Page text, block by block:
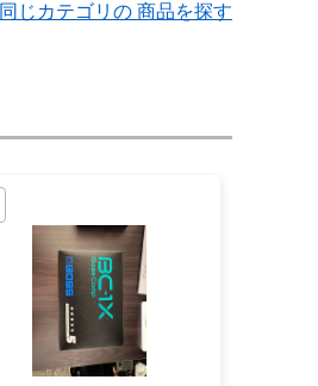
同じカテゴリの 商品を探す